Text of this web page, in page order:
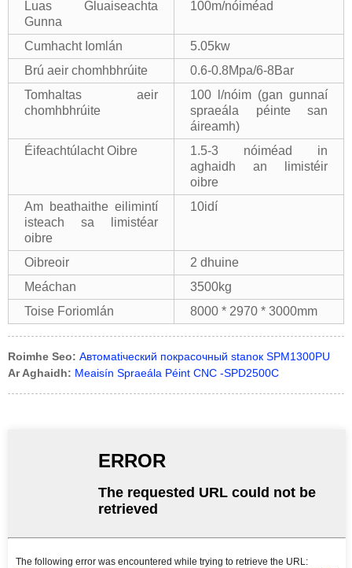
Luas Gluaiseachta
Gunna
100m/nóiméad
Cumhacht Iomlán
5.05kw
Brú aeir chomhbhrúite
0.6-0.8Mpa/6-8Bar
Tomhaltas aeir
chomhbhrúite
100 l/nóim (gan gunnaí
spraeála péinte san
áireamh)
Éifeachtúlacht Oibre
1.5-3 nóiméad in
aghaidh an limistéir
oibre
Am beathaithe eilimintí
isteach sa limistéar
oibre
10idí
Oibreoir
2 dhuine
Meáchan
3500kg
Toise Foriomlán
8000 * 2970 * 3000mm
Roimhe Seo: Автомatiческий покрасочный stanок SPM1300PU
Ar Aghaidh: Meaisín Spraeála Péint CNC -SPD2500C